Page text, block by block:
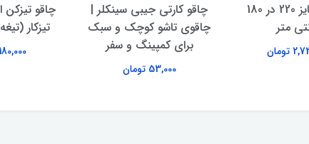
پتو افرا سایز 220 در 180
متر
چاقو کارتی جیبی سینکلر |
چاقوی تاشو کوچک و سبک
برای کمپینگ و سفر
53,000 تومان
چاقو تیزکن
تیزکار
180,000 تومان